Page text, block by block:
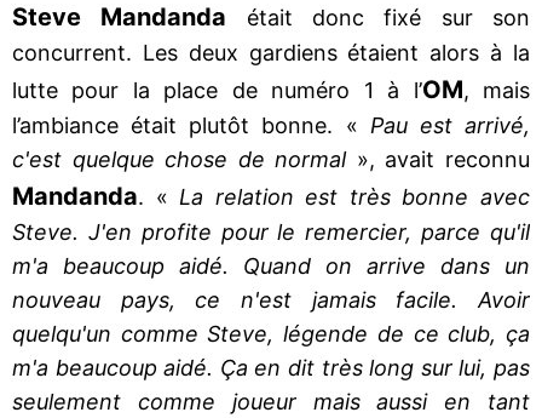
Steve Mandanda était donc fixé sur son
concurrent. Les deux gardiens étaient alors à la
lutte pour la place de numéro 1 à l’OM, mais
l’ambiance était plutôt bonne. « Pau est arrivé,
c'est quelque chose de normal», avait reconnu
Mandanda. « La relation est très bonne avec
Steve. J'en profite pour le remercier, parce qu'il
m'a beaucoup aidé. Quand on arrive dans un
nouveau pays, ce n'est jamais facile. Avoir
quelqu'un comme Steve, légende de ce club, ça
m'a beaucoup aidé. Ça en dit très long sur lui, pas
seulement comme joueur mais aussi en tant